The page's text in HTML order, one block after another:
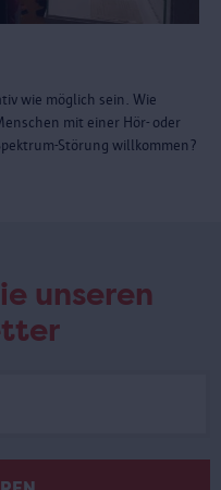
wie möglich sein. Wie
mit einer Hör- oder
Störung willkommen?
unseren